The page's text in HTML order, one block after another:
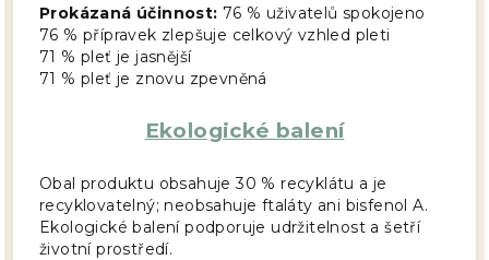
Prokázaná účinnost: 76 % uživatelů spokojeno
76 % přípravek zlepšuje celkový vzhled pleti
71 % pleť je jasnější
71 % pleť je znovu zpevněná
Ekologické balení
Obal produktu obsahuje 30 % recyklátu a je
recyklovatelný; neobsahuje ftaláty ani bisfenol A.
Ekologické balení podporuje udržitelnost a šetří
životní prostředí.